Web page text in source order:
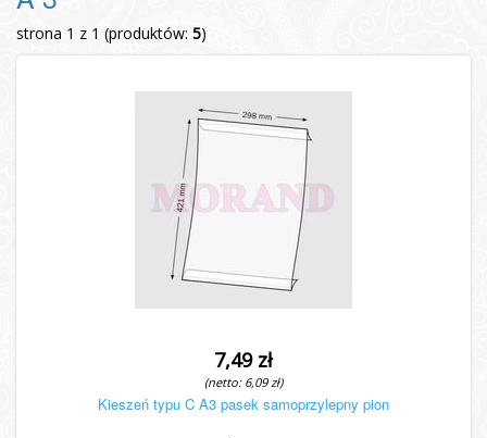
strona 1 z 1 (produktów: 5)
7,49 zł
(netto: 6,09 zł)
Kieszeń typu C A3 pasek samoprzylepny pion